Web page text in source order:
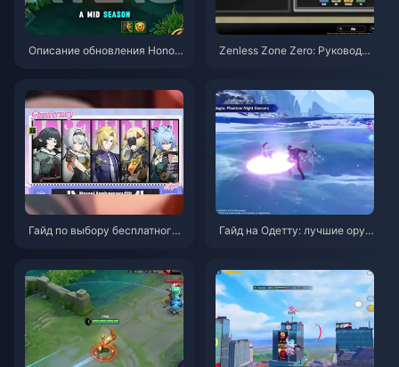
Описание обновления Honor
Zenless Zone Zero: Руководст
Гайд по выбору бесплатного
Гайд на Одетту: лучшие оруж